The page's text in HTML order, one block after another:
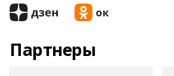
Партнеры